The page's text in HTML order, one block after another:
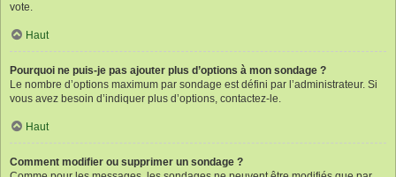
vote.
Haut
Pourquoi ne puis-je pas ajouter plus d’options à mon sondage ?
Le nombre d’options maximum par sondage est défini par l’administrateur. Si
vous avez besoin d’indiquer plus d’options, contactez-le.
Haut
Comment modifier ou supprimer un sondage ?